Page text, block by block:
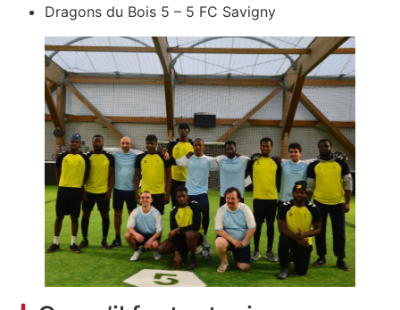
Dragons du Bois 5 – 5 FC Savigny